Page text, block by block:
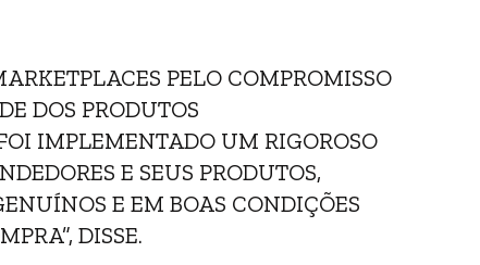
PELO COMPROMISSO
DOS PRODUTOS
IMPLEMENTADO UM RIGOROSO
E SEUS PRODUTOS,
E EM BOAS CONDIÇÕES
DISSE.